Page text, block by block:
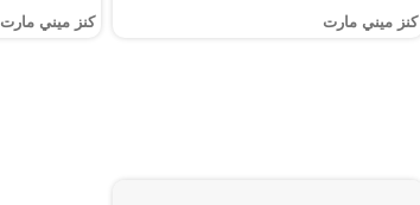
كنز ميني مارت كنز ميني مارت